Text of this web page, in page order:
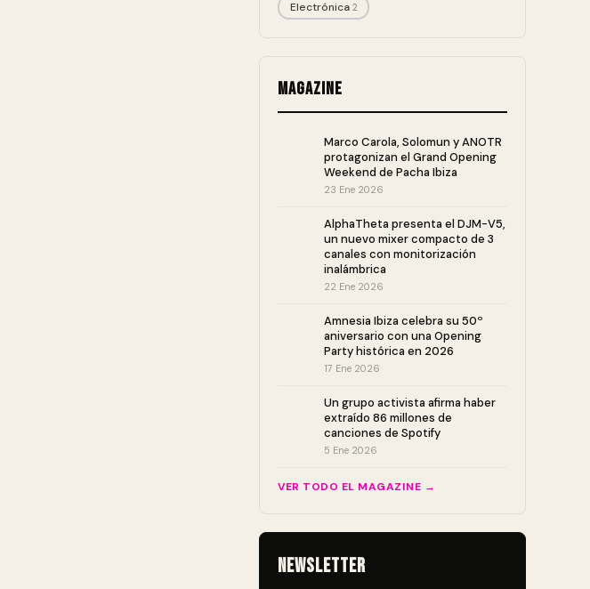
Electrónica 2
Magazine
Marco Carola, Solomun y ANOTR
protagonizan el Grand Opening
Weekend de Pacha Ibiza
23 Ene 2026
AlphaTheta presenta el DJM-V5,
un nuevo mixer compacto de 3
canales con monitorización
inalámbrica
22 Ene 2026
Amnesia Ibiza celebra su 50º
aniversario con una Opening
Party histórica en 2026
17 Ene 2026
Un grupo activista afirma haber
extraído 86 millones de
canciones de Spotify
5 Ene 2026
VER TODO EL MAGAZINE →
Newsletter